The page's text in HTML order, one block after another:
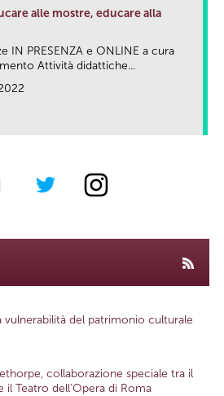
alle mostre, educare alla
IN PRESENZA e ONLINE a cura
Attività didattiche...
vulnerabilità del patrimonio culturale
collaborazione speciale tra il
il Teatro dell'Opera di Roma